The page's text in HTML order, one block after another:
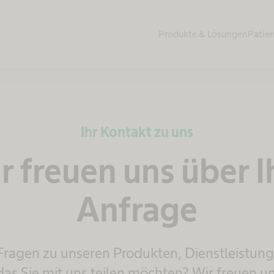
Ihr Kontakt zu uns
freuen uns über
Anfrage
zu unseren Produkten,